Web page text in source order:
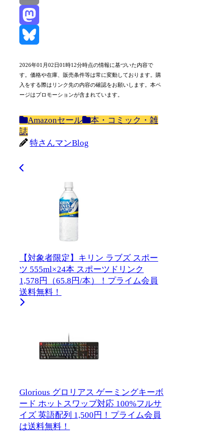
Email
Mastodon
2026年01月02日01時12分時点の情報に基づいた内容で
す。価格や在庫、販売条件等は常に変動しております。購
入をする際はリンク先の内容の確認をお願いします。本ペ
ージはプロモーションが含まれています。
Amazonセール
本・コミック・雑
誌
特さんマンBlog
【対象者限定】キリン ラブズ スポー
ツ 555ml×24本 スポーツドリンク
1,578円（65.8円/本）！プライム会員
送料無料！
Glorious グロリアス ゲーミングキーボ
ード ホットスワップ対応 100%フルサ
イズ 英語配列 1,500円！プライム会員
は送料無料！